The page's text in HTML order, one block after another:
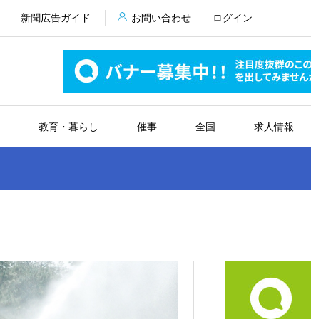
新聞広告ガイド お問い合わせ ログイン
教育・暮らし 催事 全国 求人情報